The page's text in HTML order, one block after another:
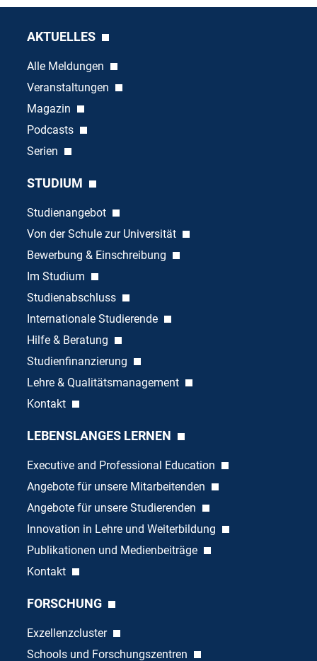
AKTUELLES
Alle Meldungen
Veranstaltungen
Magazin
Podcasts
Serien
STUDIUM
Studienangebot
Von der Schule zur Universität
Bewerbung & Einschreibung
Im Studium
Studienabschluss
Internationale Studierende
Hilfe & Beratung
Studienfinanzierung
Lehre & Qualitätsmanagement
Kontakt
LEBENSLANGES LERNEN
Executive and Professional Education
Angebote für unsere Mitarbeitenden
Angebote für unsere Studierenden
Innovation in Lehre und Weiterbildung
Publikationen und Medienbeiträge
Kontakt
FORSCHUNG
Exzellenzcluster
Schools und Forschungszentren